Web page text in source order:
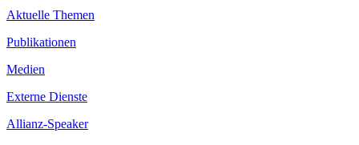
Aktuelle Themen
Publikationen
Medien
Externe Dienste
Allianz-Speaker